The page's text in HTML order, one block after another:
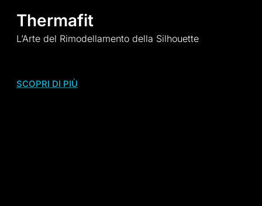
Thermafit
L’Arte del Rimodellamento della Silhouette
SCOPRI DI PIÙ